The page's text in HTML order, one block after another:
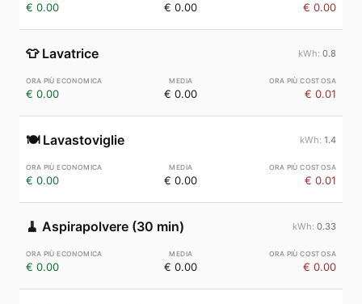
€ 0.00 € 0.00 € 0.00
👕 Lavatrice 0.8
€ 0.00 € 0.00 € 0.01
🍽️ Lavastoviglie 1.4
€ 0.00 € 0.00 € 0.01
🧹 Aspirapolvere (30 min) 0.33
€ 0.00 € 0.00 € 0.00